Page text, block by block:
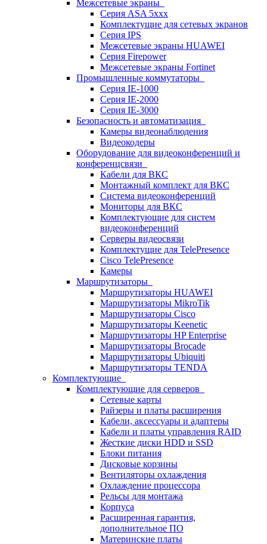
Межсетевые экраны
Серия ASA 5xxx
Комплектущие для сетевых экранов
Серия IPS
Межсетевые экраны HUAWEI
Серия Firepower
Межсетевые экраны Fortinet
Промышленные коммутаторы
Серия IE-1000
Серия IE-2000
Серия IE-3000
Безопасность и автоматизация
Камеры видеонаблюдения
Видеокодеры
Оборудование для видеоконференций и
конференцсвязи
Кабели для ВКС
Монтажный комплект для ВКС
Система видеоконференций
Мониторы для ВКС
Комплектующие для систем
видеоконференций
Серверы видеосвязи
Комплектущие для TelePresence
Cisco TelePresence
Камеры
Маршрутизаторы
Маршрутизаторы HUAWEI
Маршрутизаторы MikroTik
Маршрутизаторы Cisco
Маршрутизаторы Keenetic
Маршрутизаторы HP Enterprise
Маршрутизаторы Brocade
Маршрутизаторы Ubiquiti
Маршрутизаторы TENDA
Комплектующие
Комплектующие для серверов
Сетевые карты
Райзеры и платы расширения
Кабели, аксессуары и адаптеры
Кабели и платы управления RAID
Жесткие диски HDD и SSD
Блоки питания
Дисковые корзины
Вентиляторы охлаждения
Охлаждение процессора
Рельсы для монтажа
Корпуса
Расширенная гарантия,
дополнительное ПО
Материнские платы